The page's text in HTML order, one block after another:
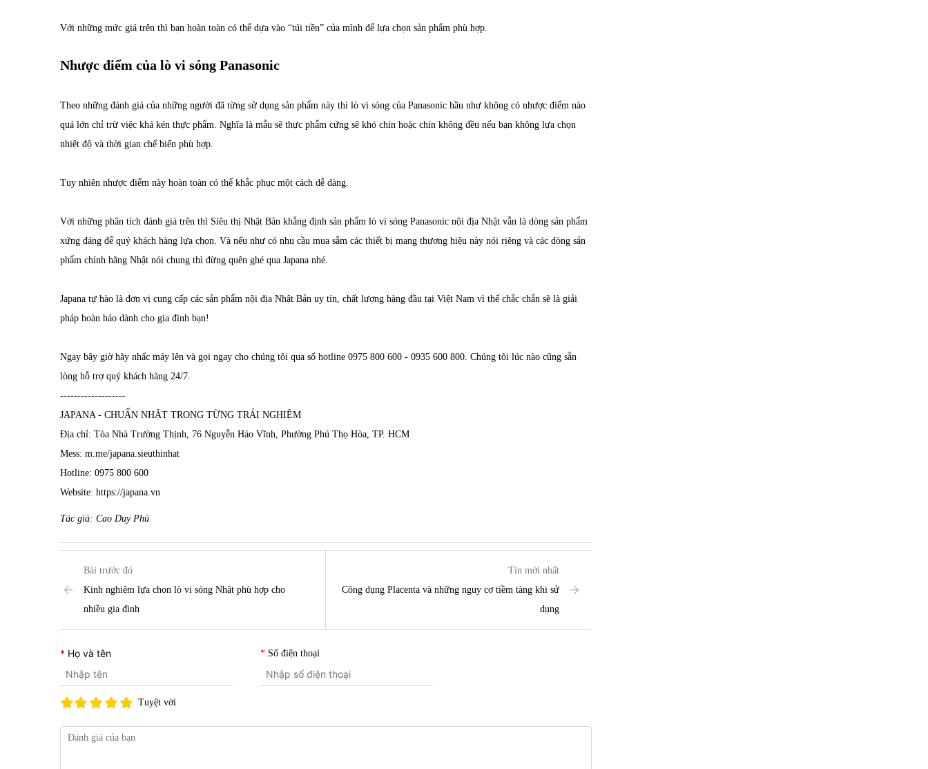
Với những mức giá trên thì bạn hoàn toàn có thể dựa vào “túi tiền” của mình để lựa chọn sản phẩm phù hợp.
Nhược điểm của lò vi sóng Panasonic
Theo những đánh giá của những người đã từng sử dụng sản phẩm này thì lò vi sóng của Panasonic hầu như không có nhược điểm nào
quá lớn chỉ trừ việc khá kén thực phẩm. Nghĩa là mẫu sẽ thực phẩm cứng sẽ khó chín hoặc chín không đều nếu bạn không lựa chọn
nhiệt độ và thời gian chế biến phù hợp.
Tuy nhiên nhược điểm này hoàn toàn có thể khắc phục một cách dễ dàng.
Với những phân tích đánh giá trên thì Siêu thị Nhật Bản khẳng định sản phẩm lò vi sóng Panasonic nội địa Nhật vẫn là dòng sản phẩm
xứng đáng để quý khách hàng lựa chọn. Và nếu như có nhu cầu mua sắm các thiết bị mang thương hiệu này nói riêng và các dòng sản
phẩm chính hãng Nhật nói chung thì đừng quên ghé qua Japana nhé.
Japana tự hào là đơn vị cung cấp các sản phẩm nội địa Nhật Bản uy tín, chất lượng hàng đầu tại Việt Nam vì thế chắc chắn sẽ là giải
pháp hoàn hảo dành cho gia đình bạn!
Ngay bây giờ hãy nhấc máy lên và gọi ngay cho chúng tôi qua số hotline 0975 800 600 - 0935 600 800. Chúng tôi lúc nào cũng sẵn
lòng hỗ trợ quý khách hàng 24/7.
-------------------
JAPANA - CHUẨN NHẬT TRONG TỪNG TRẢI NGHIỆM
Địa chỉ: Tòa Nhà Trường Thịnh, 76 Nguyễn Háo Vĩnh, Phường Phú Thọ Hòa, TP. HCM
Mess: m.me/japana.sieuthinhat
Hotline: 0975 800 600
Website: https://japana.vn
Tác giả: Cao Duy Phú
Bài trước đó
Kinh nghiệm lựa chọn lò vi sóng Nhật phù hợp cho
nhiều gia đình
Tin mới nhất
Công dụng Placenta và những nguy cơ tiềm tàng khi sử
dụng
Họ và tên Số điện thoại
Tuyệt vời